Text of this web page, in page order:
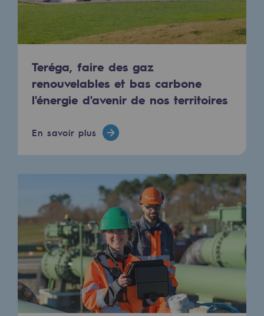
Qu'est-ce que la méthanisation ?
Teréga, partenaire de référence sur le
Hydrogène
Hydrogène
Production d'hydrogène
Transport d'hydrogène
Stockage d'hydrogène
Projet HySoW
Projet H2med
Appel à Manifestation d'Intérêt H2 et
Cartographie du réseau
Stratégie & Innovation
Teréga, faire des gaz
renouvelables et bas carbone
l'énergie d'avenir de nos territoires
En savoir plus